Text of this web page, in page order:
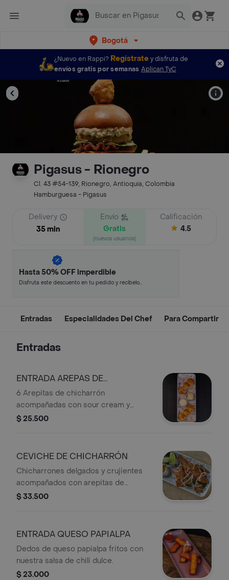
Bogotá
¿Nuevo en Rappi? Regístratey disfruta de
envíos gratis por semanas Aplican TyC
Pigasus - Rionegro
Cl. 43 #54-139, Rionegro, Antioquia, Colombia
Hamburguesa - Pigasus
Delivery
35 min
Envío
Gratis
(nuevos usuarios)
Calificación
4.5
Hasta 50% OFF imperdible
Disfruta este descuento en tu pedido y recíbelo
Entradas Especialidades Del Chef Para Compartir
Entradas
ENTRADA AREPAS DE
CHICHARRON X6 UNDS
6 Arepitas de chicharrón
acompañadas con sour cream y
queso blanco.
$ 25.500
CEVICHE DE CHICHARRÓN
Chicharrones delgados y crujientes
acompañados con arepitas de
chicharrón.
$ 33.500
ENTRADA QUESO PAPIALPA
Dedos de queso papialpa fritos con
nuestra salsa de chili dulce.
$ 23.000